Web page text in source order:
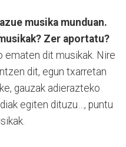
musika munduan.
Zer aportatu?
ematen dit musikak. Nire
dit, egun txarretan
gauzak adierazteko
egiten dituzu…, puntu